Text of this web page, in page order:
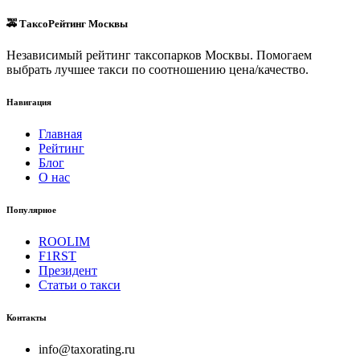
🚕 ТаксоРейтинг Москвы
Независимый рейтинг таксопарков Москвы. Помогаем
выбрать лучшее такси по соотношению цена/качество.
Навигация
Главная
Рейтинг
Блог
О нас
Популярное
ROOLIM
F1RST
Президент
Статьи о такси
Контакты
info@taxorating.ru